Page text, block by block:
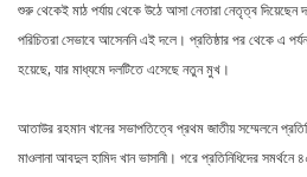
শুরু থেকেই মাঠ পর্যায় থেকে উঠে আসা নেতারা নেতৃত্ব দিয়েছেন
পরিচিতরা সেভাবে আসেননি এই দলে। প্রতিষ্ঠার পর থেকে এ
হয়েছে, যার মাধ্যমে দলটিতে এসেছে নতুন মুখ।
আতাউর রহমান খানের সভাপতিত্বে প্রথম জাতীয় সম্মেলনে
মাওলানা আবদুল হামিদ খান ভাসানী। পরে প্রতিনিধিদের